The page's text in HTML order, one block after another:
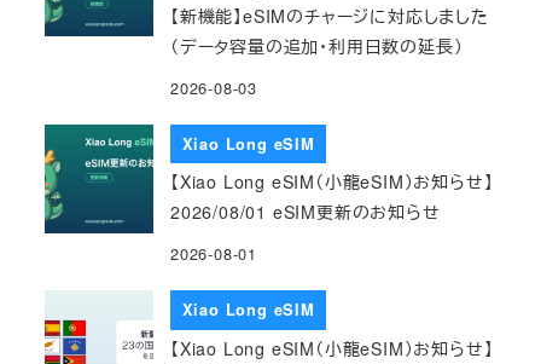
【新機能】eSIMのチャージに対応しました
（データ容量の追加・利用日数の延長）
2026-08-03
Xiao Long eSIM
【Xiao Long eSIM（小龍eSIM）お知らせ】
2026/08/01 eSIM更新のお知らせ
2026-08-01
Xiao Long eSIM
【Xiao Long eSIM（小龍eSIM）お知らせ】